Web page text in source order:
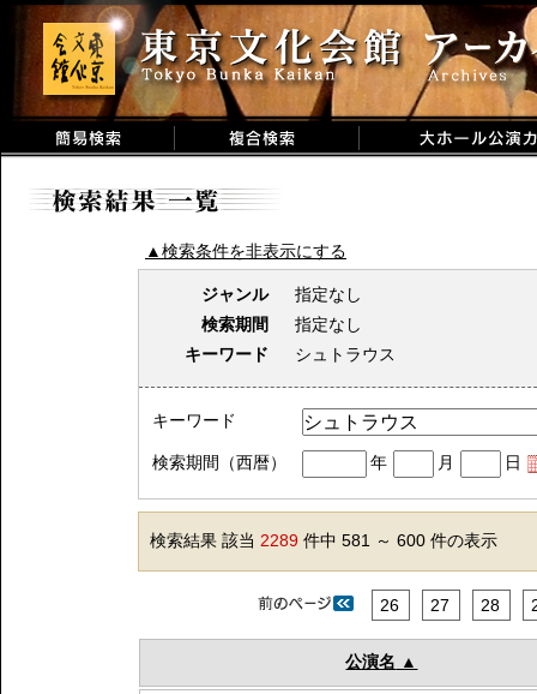
▲検索条件を非表示にする
ジャンル
指定なし
検索期間
指定なし
キーワード
シュトラウス
キーワード
検索期間（西暦） 年 月 日
検索結果 該当 2289 件中 581 ～ 600 件の表示
26 27 28
公演名